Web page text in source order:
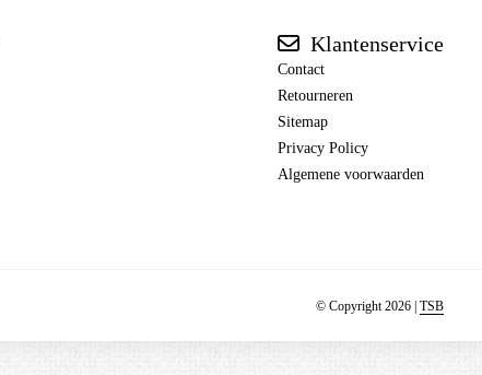
Klantenservice
Contact
Retourneren
Sitemap
Privacy Policy
Algemene voorwaarden
© Copyright 2026 | TSB